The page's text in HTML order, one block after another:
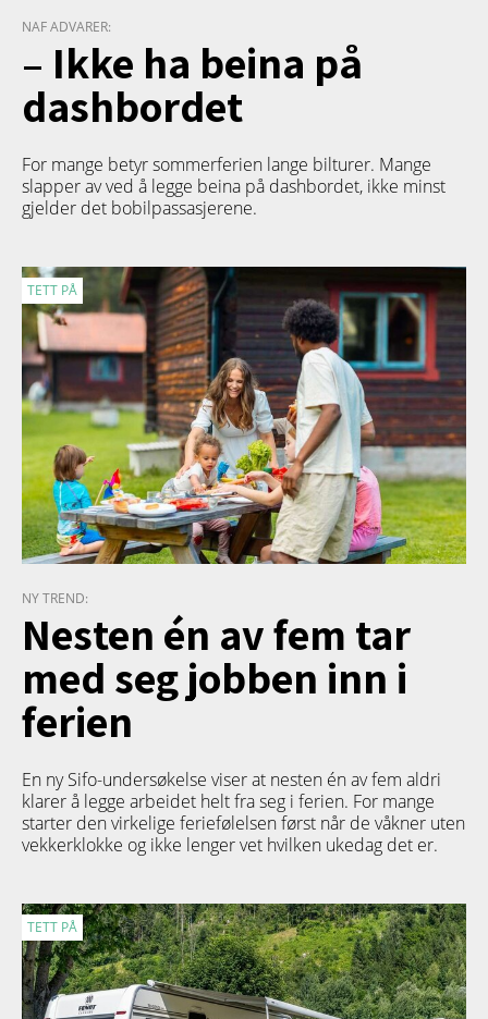
NAF ADVARER:
– Ikke ha beina på
dashbordet
For mange betyr sommerferien lange bilturer. Mange
slapper av ved å legge beina på dashbordet, ikke minst
gjelder det bobilpassasjerene.
TETT PÅ
NY TREND:
Nesten én av fem tar
med seg jobben inn i
ferien
En ny Sifo-undersøkelse viser at nesten én av fem aldri
klarer å legge arbeidet helt fra seg i ferien. For mange
starter den virkelige feriefølelsen først når de våkner uten
vekkerklokke og ikke lenger vet hvilken ukedag det er.
TETT PÅ